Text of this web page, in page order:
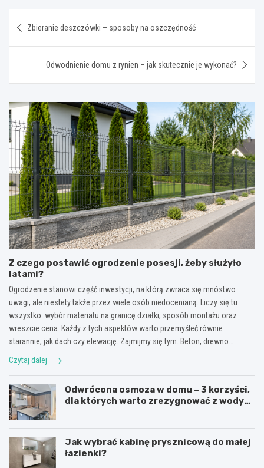
wpisu
Zbieranie deszczówki – sposoby na oszczędność
Odwodnienie domu z rynien – jak skutecznie je wykonać?
Z czego postawić ogrodzenie posesji, żeby służyło
latami?
Ogrodzenie stanowi część inwestycji, na którą zwraca się mnóstwo
uwagi, ale niestety także przez wiele osób niedocenianą. Liczy się tu
wszystko: wybór materiału na granicę działki, sposób montażu oraz
wreszcie cena. Każdy z tych aspektów warto przemyśleć równie
starannie, jak dach czy elewację. Zajmijmy się tym. Beton, drewno…
Czytaj dalej
Odwrócona osmoza w domu – 3 korzyści,
dla których warto zrezygnować z wody
Jak wybrać kabinę prysznicową do małej
łazienki?